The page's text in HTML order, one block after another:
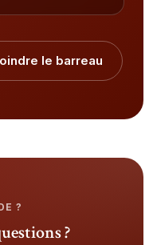
le barreau
?
?